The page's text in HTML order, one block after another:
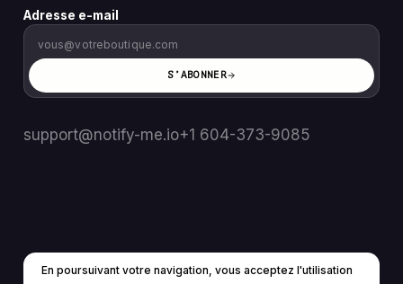
En poursuivant votre navigation, vous acceptez l'utilisation
Adresse e-mail
S’ABONNER
support@notify-me.io+1 604-373-9085